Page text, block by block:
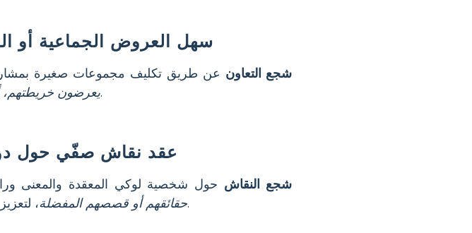
سهل العروض الجماعية أو
شجع التعاون عن طريق تكليف مجموعات صغيرة
يعرضونللصف.
عقد نقاش صفّي حول
شجع النقاش حول شخصية لوكي المعقدة والمعنى
حقائقهم أو قصصهم المفضلة، لتعزيز التفكير النقدي والتفاعل مع الميثولوجيا.